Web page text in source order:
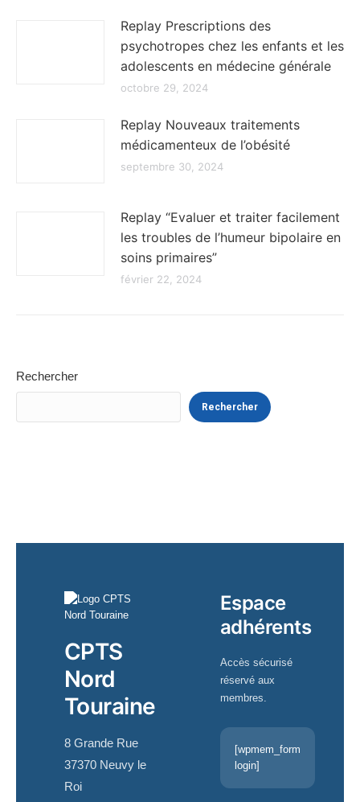
Replay Prescriptions des
psychotropes chez les enfants et les
adolescents en médecine générale
octobre 29, 2024
Replay Nouveaux traitements
médicamenteux de l’obésité
septembre 30, 2024
Replay “Evaluer et traiter facilement
les troubles de l’humeur bipolaire en
soins primaires”
février 22, 2024
Rechercher
Rechercher
CPTS
Nord
Touraine
8 Grande Rue
37370 Neuvy le
Roi
Espace
adhérents
Accès sécurisé
réservé aux
membres.
[wpmem_form
login]